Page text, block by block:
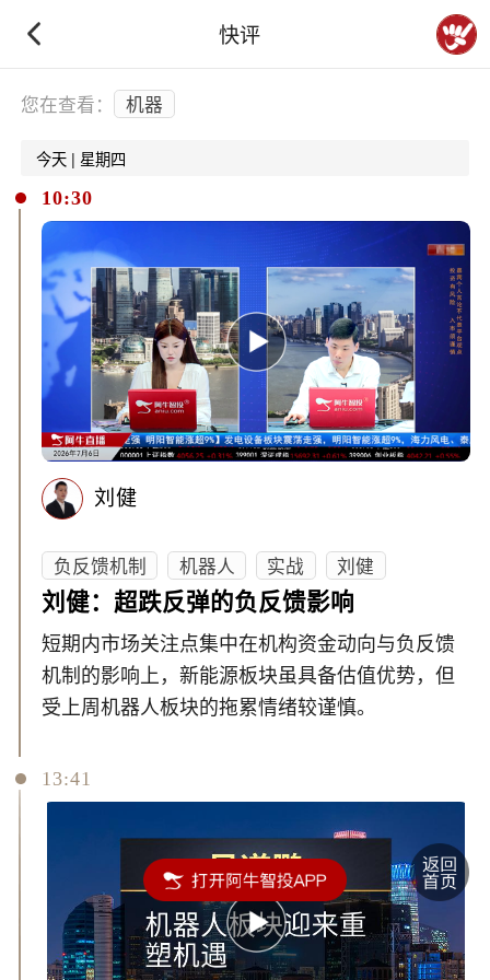
快评
下拉刷新
您在查看： 机器
今天 | 星期四
10:30
刘健
负反馈机制 机器人 实战
刘健
刘健：超跌反弹的负反馈影响
短期内市场关注点集中在机构资金动向与负反馈
机制的影响上，新能源板块虽具备估值优势，但
受上周机器人板块的拖累情绪较谨慎。
13:41